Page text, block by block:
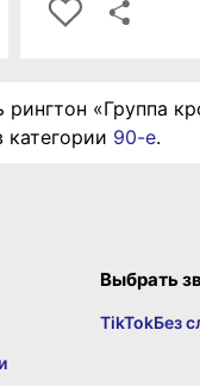
рингтон «Группа
90-е.
Выбрать
TikTokБез